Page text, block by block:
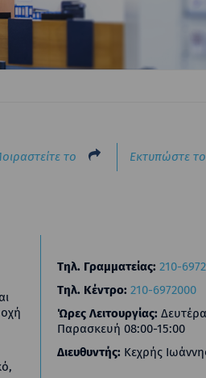
το Εκτυπώστε το
Τηλ. Γραμματείας: 210-
Τηλ. Κέντρο: 210-6972000
Ώρες Λειτουργίας:
Παρασκευή 08:00-15:00
Διευθυντής: Κεχρής